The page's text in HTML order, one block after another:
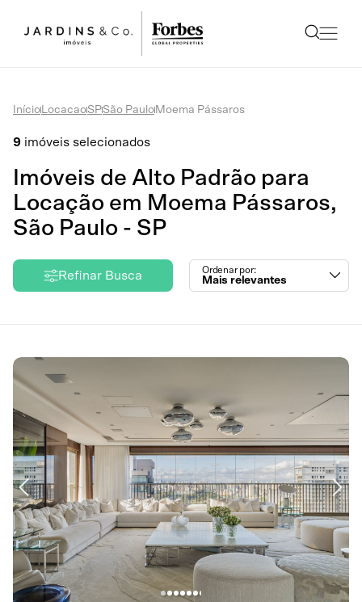
Início LocacaoSPSão Paulo Moema Pássaros
9 imóveis selecionados
Imóveis de Alto Padrão para
Locação em Moema Pássaros,
São Paulo - SP
Refinar Busca Ordenar por:
Mais relevantes